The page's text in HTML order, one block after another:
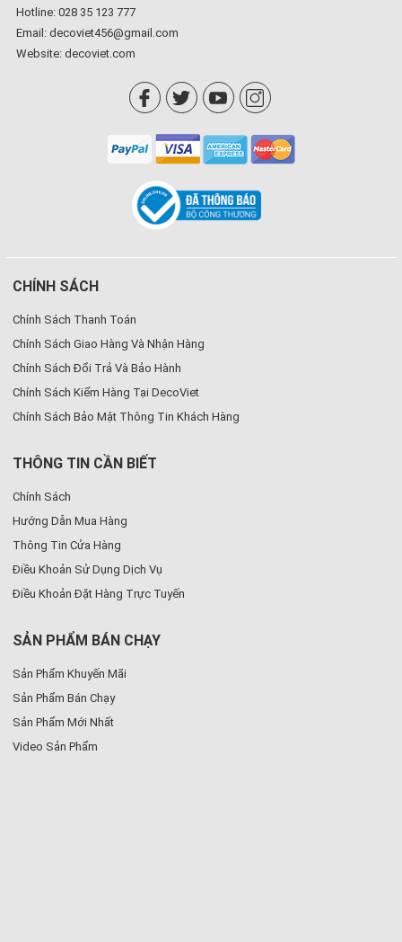
Hotline: 028 35 123 777
Email: decoviet456@gmail.com
Website: decoviet.com
CHÍNH SÁCH
Chính Sách Thanh Toán
Chính Sách Giao Hàng Và Nhận Hàng
Chính Sách Đổi Trả Và Bảo Hành
Chính Sách Kiểm Hàng Tại DecoViet
Chính Sách Bảo Mật Thông Tin Khách Hàng
THÔNG TIN CẦN BIẾT
Chính Sách
Hướng Dẫn Mua Hàng
Thông Tin Cửa Hàng
Điều Khoản Sử Dụng Dịch Vụ
Điều Khoản Đặt Hàng Trực Tuyến
SẢN PHẨM BÁN CHẠY
Sản Phẩm Khuyến Mãi
Sản Phẩm Bán Chạy
Sản Phẩm Mới Nhất
Video Sản Phẩm